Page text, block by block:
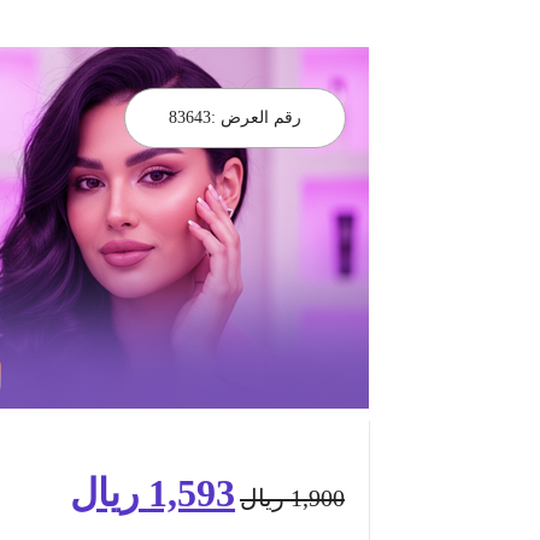
رقم العرض :83643
1,900 ريال السعر
1,593 ريال